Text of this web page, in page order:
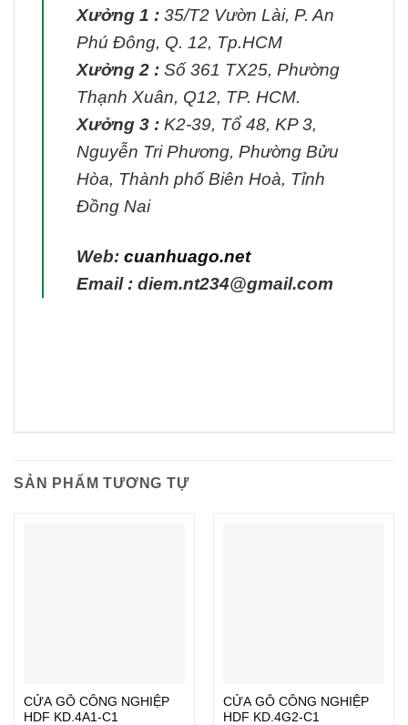
Xưởng 1 : 35/T2 Vườn Lài, P. An
Phú Đông, Q. 12, Tp.HCM
Xưởng 2 : Số 361 TX25, Phường
Thạnh Xuân, Q12, TP. HCM.
Xưởng 3 : K2-39, Tổ 48, KP 3,
Nguyễn Tri Phương, Phường Bửu
Hòa, Thành phố Biên Hoà, Tỉnh
Đồng Nai
Web: cuanhuago.net
Email : diem.nt234@gmail.com
SẢN PHẨM TƯƠNG TỰ
CỬA GỖ CÔNG NGHIỆP
HDF KD.4A1-C1
CỬA GỖ CÔNG NGHIỆP
HDF KD.4G2-C1